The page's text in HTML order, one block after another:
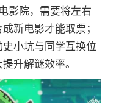
影院，需要将左右
新电影才能取票；
小坑与同学互换位
升解谜效率。